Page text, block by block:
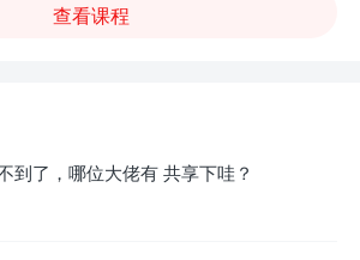
查看课程
到了，哪位大佬有 共享下哇？